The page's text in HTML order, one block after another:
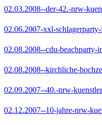
02.03.2008--der-42.-nrw-
02.06.2007-xxl-
02.08.2008--cdu-beachparty-
02.08.2008--kirchliche-
02.09.2007--40.-nrw-
02.12.2007--10-jahre-nrw-